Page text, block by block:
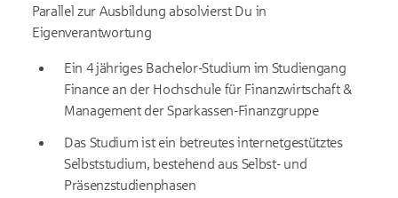
Parallel zur Ausbildung absolvierst Du in
Eigenverantwortung
Ein 4 jähriges Bachelor-Studium im Studiengang
Finance an der Hochschule für Finanzwirtschaft &
Management der Sparkassen-Finanzgruppe
Das Studium ist ein betreutes internetgestütztes
Selbststudium, bestehend aus Selbst- und
Präsenzstudienphasen